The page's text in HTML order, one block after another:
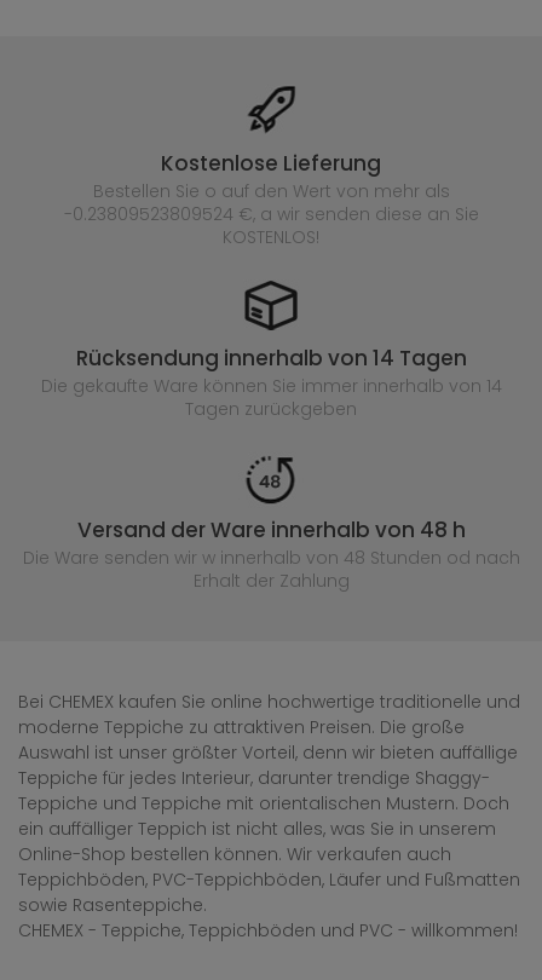
Kostenlose Lieferung
Bestellen Sie o auf den Wert von mehr als
-0.23809523809524 €, a wir senden diese an Sie
KOSTENLOS!
Rücksendung innerhalb von 14 Tagen
Die gekaufte Ware können Sie immer innerhalb von 14
Tagen zurückgeben
Versand der Ware innerhalb von 48 h
Die Ware senden wir w innerhalb von 48 Stunden od nach
Erhalt der Zahlung
Bei CHEMEX kaufen Sie online hochwertige traditionelle und
moderne Teppiche zu attraktiven Preisen. Die große
Auswahl ist unser größter Vorteil, denn wir bieten auffällige
Teppiche für jedes Interieur, darunter trendige Shaggy-
Teppiche und Teppiche mit orientalischen Mustern. Doch
ein auffälliger Teppich ist nicht alles, was Sie in unserem
Online-Shop bestellen können. Wir verkaufen auch
Teppichböden, PVC-Teppichböden, Läufer und Fußmatten
sowie Rasenteppiche.
CHEMEX - Teppiche, Teppichböden und PVC - willkommen!